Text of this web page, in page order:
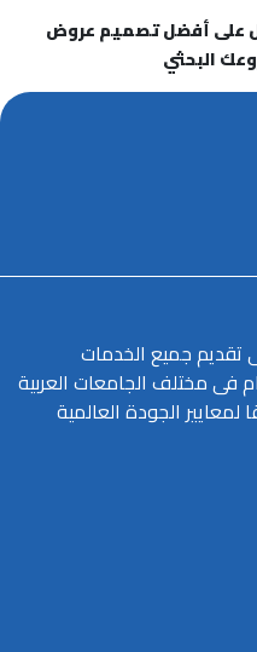
على أفضل تصميم عروض
البحثي
جميع الخدمات
فى مختلف الجامعات العربية
الجودة العالمية